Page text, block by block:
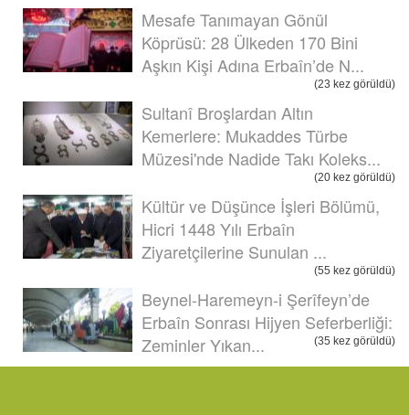
Mesafe Tanımayan Gönül
Köprüsü: 28 Ülkeden 170 Bini
Aşkın Kişi Adına Erbaîn’de N...
(23 kez görüldü)
Sultanî Broşlardan Altın
Kemerlere: Mukaddes Türbe
Müzesi'nde Nadide Takı Koleks...
(20 kez görüldü)
Kültür ve Düşünce İşleri Bölümü,
Hicri 1448 Yılı Erbaîn
Ziyaretçilerine Sunulan ...
(55 kez görüldü)
Beynel-Haremeyn-i Şerîfeyn’de
Erbaîn Sonrası Hijyen Seferberliği:
Zeminler Yıkan...
(35 kez görüldü)